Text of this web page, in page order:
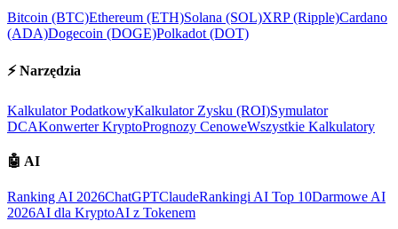
Bitcoin (BTC)Ethereum (ETH)Solana (SOL)XRP (Ripple)Cardano
(ADA)Dogecoin (DOGE)Polkadot (DOT)
⚡ Narzędzia
Kalkulator PodatkowyKalkulator Zysku (ROI)Symulator
DCAKonwerter KryptoPrognozy CenoweWszystkie Kalkulatory
🤖 AI
Ranking AI 2026ChatGPTClaudeRankingi AI Top 10Darmowe AI
2026AI dla KryptoAI z Tokenem